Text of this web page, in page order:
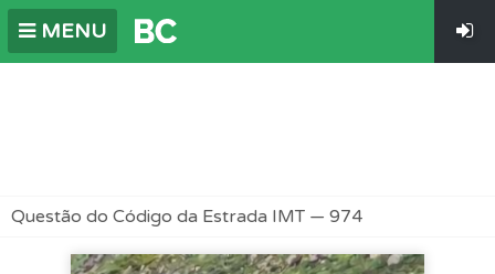
MENU
Questão do Código da Estrada IMT — 974